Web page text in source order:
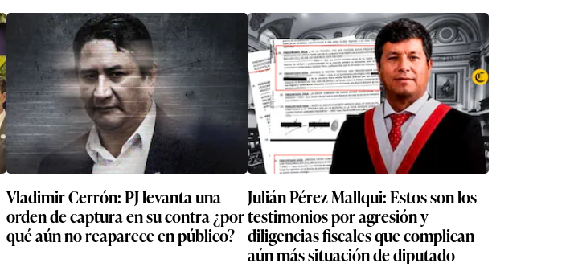
Vladimir Cerrón: PJ levanta una
orden de captura en su contra ¿por
qué aún no reaparece en público?
Julián Pérez Mallqui: Estos son los
testimonios por agresión y
diligencias fiscales que complican
aún más situación de diputado